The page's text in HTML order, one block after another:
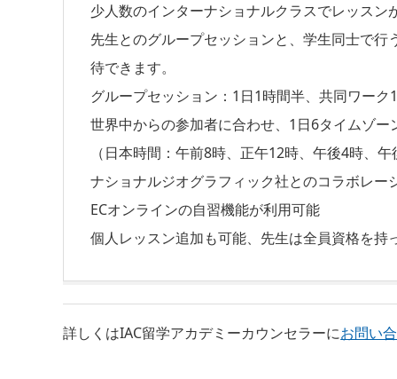
少人数のインターナショナルクラスでレッスン
先生とのグループセッションと、学生同士で
待できます。
グループセッション：1日1時間半、共同ワー
世界中からの参加者に合わせ、1日6タイムゾー
（日本時間：午前8時、正午12時、午後4時、
ナショナルジオグラフィック社とのコラボレー
ECオンラインの自習機能が利用可能
個人レッスン追加も可能、先生は全員資格を持
詳しくはIAC留学アカデミーカウンセラーにお問い